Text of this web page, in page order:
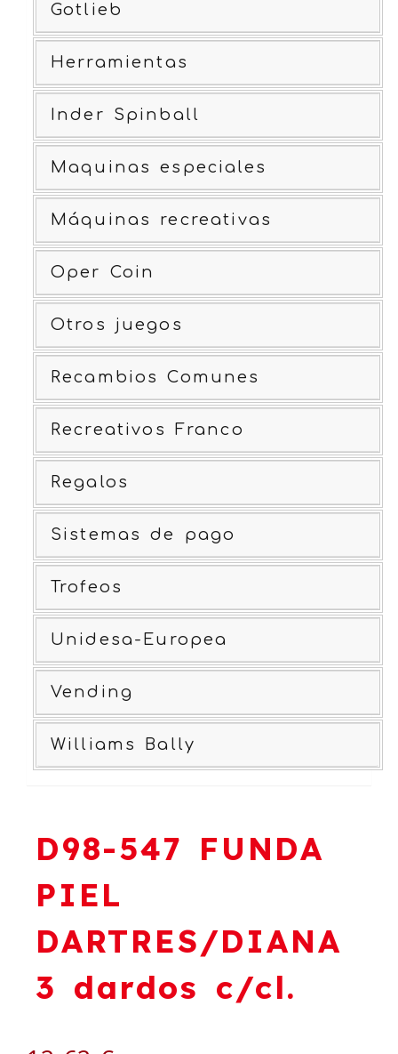
Gotlieb
Herramientas
Inder Spinball
Maquinas especiales
Máquinas recreativas
Oper Coin
Otros juegos
Recambios Comunes
Recreativos Franco
Regalos
Sistemas de pago
Trofeos
Unidesa-Europea
Vending
Williams Bally
D98-547 FUNDA
PIEL
DARTRES/DIANA
3 dardos c/cl.